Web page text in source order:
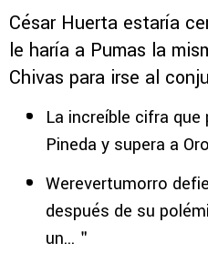
César Huerta estaría
le haría a Pumas la
Chivas para irse al
La increíble cifra que
Pineda y supera a
Werevertumorro
después de su
un...＂